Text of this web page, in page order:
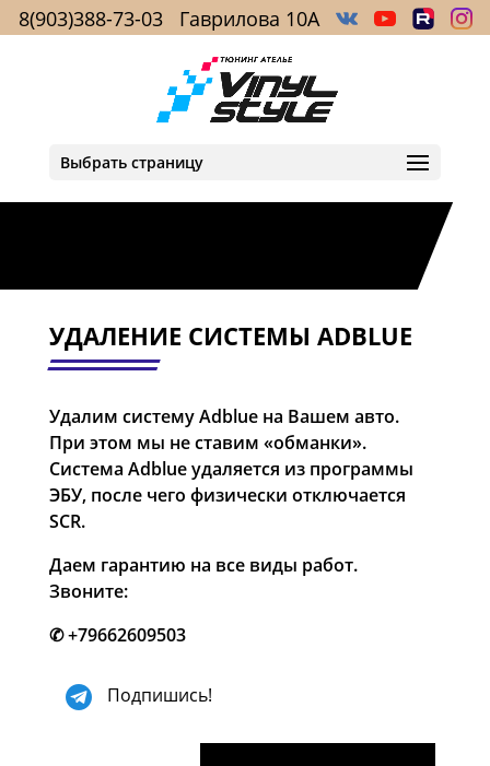
Выбрать страницу
УДАЛЕНИЕ СИСТЕМЫ ADBLUE
Удалим систему Adblue на Вашем авто.
При этом мы не ставим «обманки».
Система Adblue удаляется из программы
ЭБУ, после чего физически отключается
SCR.
Даем гарантию на все виды работ.
Звоните:
✆+79662609503
Подпишись!
8(903)388-73-03 Гаврилова 10А